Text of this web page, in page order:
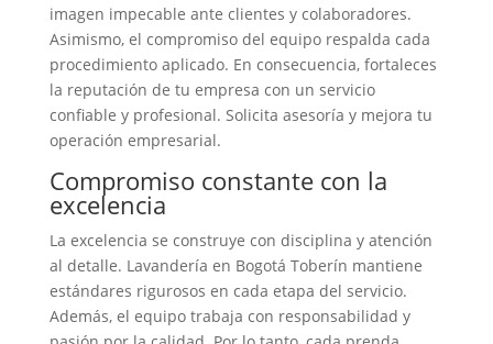
imagen impecable ante clientes y colaboradores.
Asimismo, el compromiso del equipo respalda cada
procedimiento aplicado. En consecuencia, fortaleces
la reputación de tu empresa con un servicio
confiable y profesional. Solicita asesoría y mejora tu
operación empresarial.
Compromiso constante con la
excelencia
La excelencia se construye con disciplina y atención
al detalle. Lavandería en Bogotá Toberín mantiene
estándares rigurosos en cada etapa del servicio.
Además, el equipo trabaja con responsabilidad y